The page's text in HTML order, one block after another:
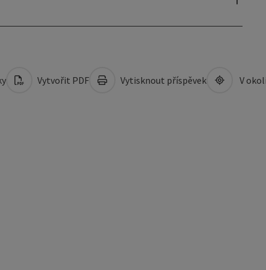
Vytvořit PDF Vytisknout příspěvek V